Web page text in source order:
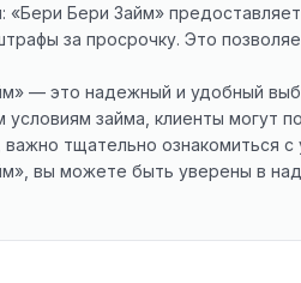
«Бери Бери Займ»
за просрочку. Это
— это надежный и удобный
условиям займа, клиенты могут
тщательно ознакомиться с
вы можете быть уверены в